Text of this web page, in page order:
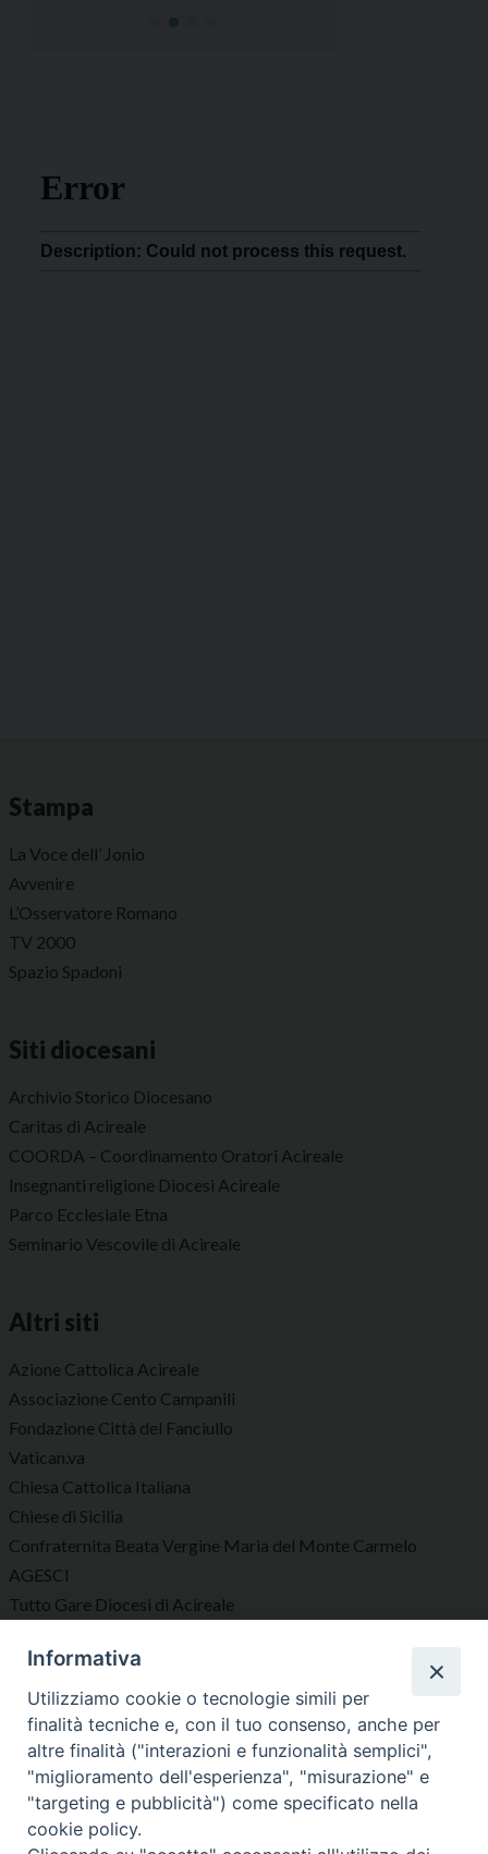
Stampa
La Voce dell’ Jonio
Avvenire
L’Osservatore Romano
TV 2000
Spazio Spadoni
Siti diocesani
Archivio Storico Diocesano
Caritas di Acireale
COORDA – Coordinamento Oratori Acireale
Insegnanti religione Diocesi Acireale
Parco Ecclesiale Etna
Seminario Vescovile di Acireale
Altri siti
Azione Cattolica Acireale
Associazione Cento Campanili
Fondazione Città del Fanciullo
Vatican.va
Chiesa Cattolica Italiana
Chiese di Sicilia
Confraternita Beata Vergine Maria del Monte Carmelo
AGESCI
Tutto Gare Diocesi di Acireale
Diocesi di Acireale
Informativa
Utilizziamo cookie o tecnologie simili per
finalità tecniche e, con il tuo consenso, anche per
altre finalità ("interazioni e funzionalità semplici",
"miglioramento dell'esperienza", "misurazione" e
"targeting e pubblicità") come specificato nella
cookie policy.